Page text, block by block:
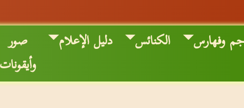
وفهارس الكنائس دليل الإعلام
صور
وأيقونات